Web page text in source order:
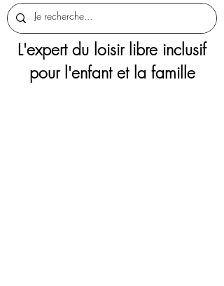
L'expert du loisir libre inclusif
pour l'enfant et la famille